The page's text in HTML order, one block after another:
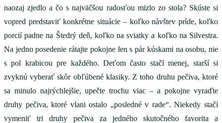
naozaj zjedlo a čo s najväčšou radosťou mizlo zo stola? Skúste si
vopred predstaviť konkrétne situácie – koľko návštev príde, koľko
porcií padne na Štedrý deň, koľko na sviatky a koľko na Silvestra.
Na jedno posedenie rátajte pokojne len s pár kúskami na osobu, nie
s pol krabicou pre každého. Deťom často stačí menej, starší si
zvyknú vyberať skôr obľúbené klasiky. Z toho druhu pečiva, ktoré
sa minulo najrýchlejšie, upečte trochu viac – a pokojne vyraďte
druhy pečiva, ktoré vlani ostalo „posledné v rade“. Niekedy stačí
vymeniť tri druhy pečiva za jedného skutočného favorita a